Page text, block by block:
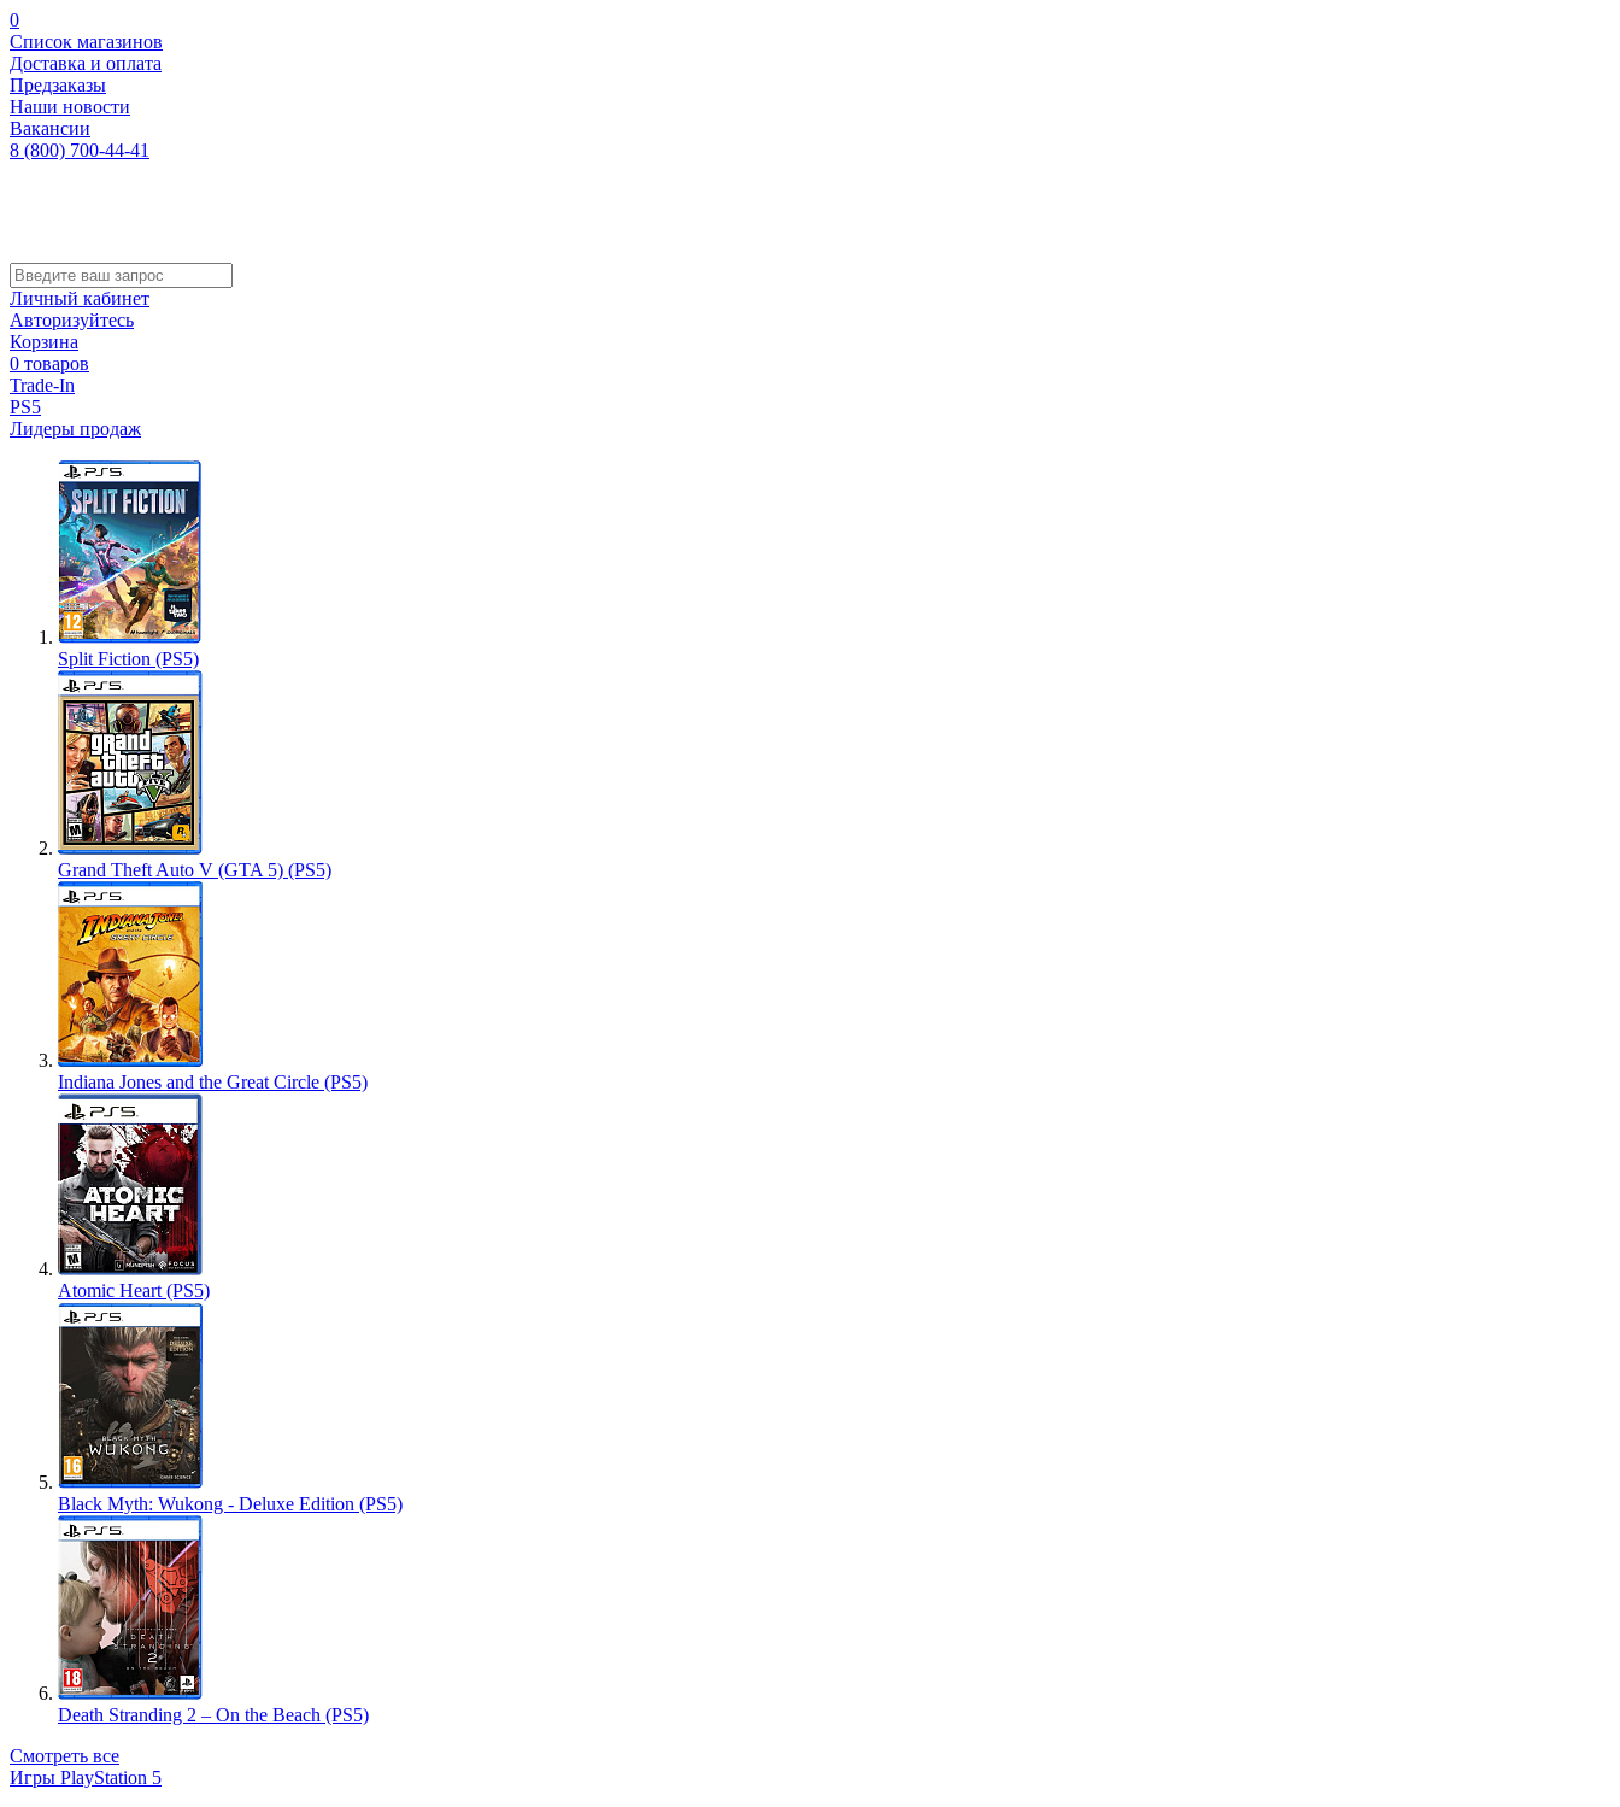
0
Список магазинов
Доставка и оплата
Предзаказы
Наши новости
Вакансии
8 (800) 700-44-41
Личный кабинет
Авторизуйтесь
Корзина
0 товаров
Trade-In
PS5
Лидеры продаж
Split Fiction (PS5)
Grand Theft Auto V (GTA 5) (PS5)
Indiana Jones and the Great Circle (PS5)
Atomic Heart (PS5)
Black Myth: Wukong - Deluxe Edition (PS5)
Death Stranding 2 – On the Beach (PS5)
Смотреть все
Игры PlayStation 5